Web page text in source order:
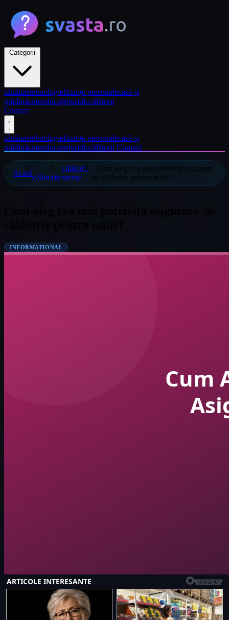
sănătatetehnologiefinanțe personalecasă și
grădinăautoeducațiejuridiccălătorii
Contact
sănătatetehnologiefinanțe personalecasă și
grădinăautoeducațiejuridiccălătorii Contact
Acasă
călătorii
călătorii
externe
/ Cum aleg cea mai potrivită asigurare
de călătorie pentru mine?
INFORMATIONAL